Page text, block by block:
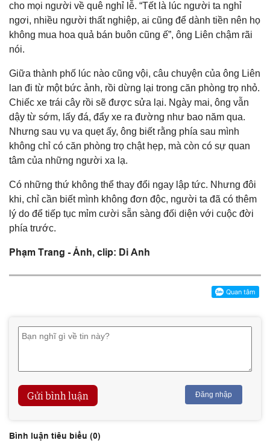
cho mọi người về quê nghỉ lễ. “Tết là lúc người ta nghỉ
ngơi, nhiều người thất nghiệp, ai cũng để dành tiền nên họ
không mua hoa quả bán buôn cũng ế”, ông Liên chậm rãi
nói.
Giữa thành phố lúc nào cũng vội, câu chuyện của ông Liên
lan đi từ một bức ảnh, rồi dừng lại trong căn phòng trọ nhỏ.
Chiếc xe trái cây rồi sẽ được sửa lại. Ngày mai, ông vẫn
dậy từ sớm, lấy đá, đẩy xe ra đường như bao năm qua.
Nhưng sau vụ va quẹt ấy, ông biết rằng phía sau mình
không chỉ có căn phòng trọ chật hẹp, mà còn có sự quan
tâm của những người xa lạ.
Có những thứ không thể thay đổi ngay lập tức. Nhưng đôi
khi, chỉ cần biết mình không đơn độc, người ta đã có thêm
lý do để tiếp tục mỉm cười sẵn sàng đối diện với cuộc đời
phía trước.
Phạm Trang - Ảnh, clip: Di Anh
Gửi bình luận Đăng nhập
Bình luận tiêu biểu (0)